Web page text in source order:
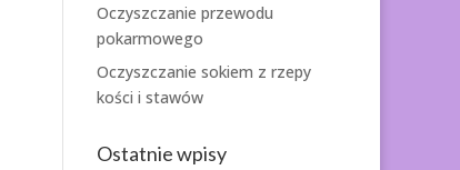
Oczyszczanie przewodu
pokarmowego
Oczyszczanie sokiem z rzepy
kości i stawów
Ostatnie wpisy